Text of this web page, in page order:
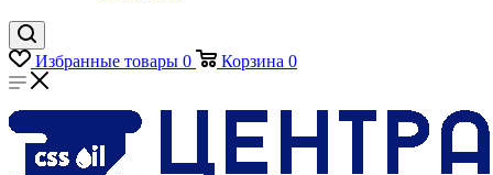
Избранные товары 0 Корзина 0